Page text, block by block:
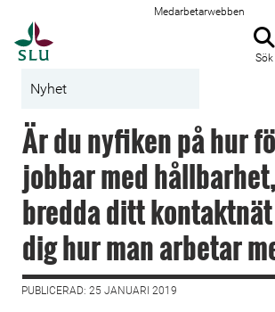
Medarbetarwebben
Sök
Nyhet
Är du nyfiken på hur
jobbar med
bredda ditt
dig hur man arbetar
PUBLICERAD: 25 JANUARI 2019